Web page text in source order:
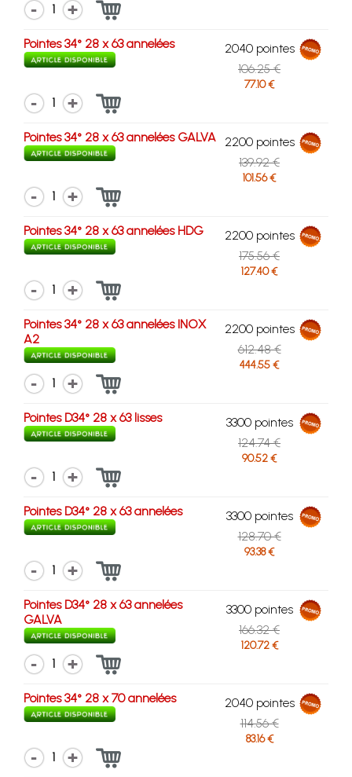
1
Pointes 34° 28 x 63 annelées
2040 pointes
106.25 €
77.10 €
1
Pointes 34° 28 x 63 annelées GALVA
2200 pointes
139.92 €
101.56 €
1
Pointes 34° 28 x 63 annelées HDG
2200 pointes
175.56 €
127.40 €
1
Pointes 34° 28 x 63 annelées INOX
A2
2200 pointes
612.48 €
444.55 €
1
Pointes D34° 28 x 63 lisses
3300 pointes
124.74 €
90.52 €
1
Pointes D34° 28 x 63 annelées
3300 pointes
128.70 €
93.38 €
1
Pointes D34° 28 x 63 annelées
GALVA
3300 pointes
166.32 €
120.72 €
1
Pointes 34° 28 x 70 annelées
2040 pointes
114.56 €
83.16 €
1